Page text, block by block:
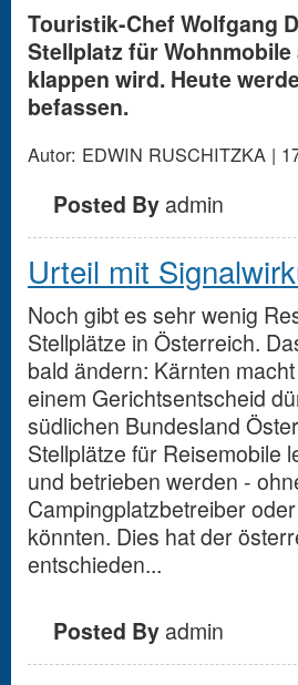
Touristik-Chef Wolfgang
Stellplatz für
klappen wird. Heute
befassen.
Autor: EDWIN RUSCHITZKA |
Posted By admin
Urteil mit
Noch gibt es sehr wenig
Stellplätze in Österreich.
bald ändern: Kärnten
einem Gerichtsentscheid
südlichen Bundesland
Stellplätze für Reisemobile
und betrieben werden -
Campingplatzbetreiber
könnten. Dies hat der
entschieden...
Posted By admin